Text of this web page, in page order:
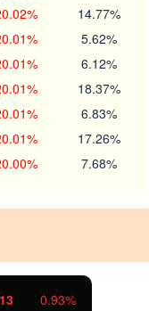
14.77%
5.62%
6.12%
18.37%
6.83%
17.26%
7.68%
0.93%